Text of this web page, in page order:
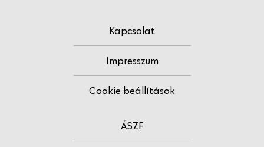
Kapcsolat
Impresszum
Cookie beállítások
ÁSZF